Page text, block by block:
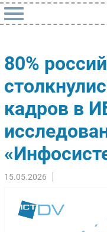
Автоматизация
Интернет
Мобильная связь
Фиксированная
Интеграция
Рынок ПК
Торговые сети
Оборудование
80%
кадров в
15.05.2026